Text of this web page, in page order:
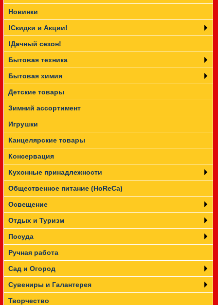
Прайс-лист
Новинки
!Скидки и Акции!
!Дачный сезон!
Бытовая техника
Бытовая химия
Детские товары
Зимний ассортимент
Игрушки
Канцелярские товары
Консервация
Кухонные принадлежности
Общественное питание (HoReCa)
Освещение
Отдых и Туризм
Посуда
Ручная работа
Сад и Огород
Сувениры и Галантерея
Творчество